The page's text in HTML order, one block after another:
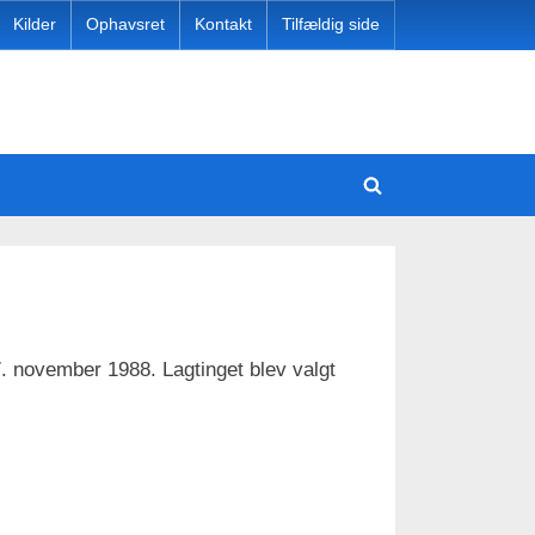
Kilder Ophavsret Kontakt Tilfældig side
Toggle
Toggle
menu sub-
menu
Toggle
november 1988. Lagtinget blev valgt